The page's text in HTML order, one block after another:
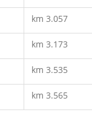
km 3.057
km 3.173
km 3.535
km 3.565